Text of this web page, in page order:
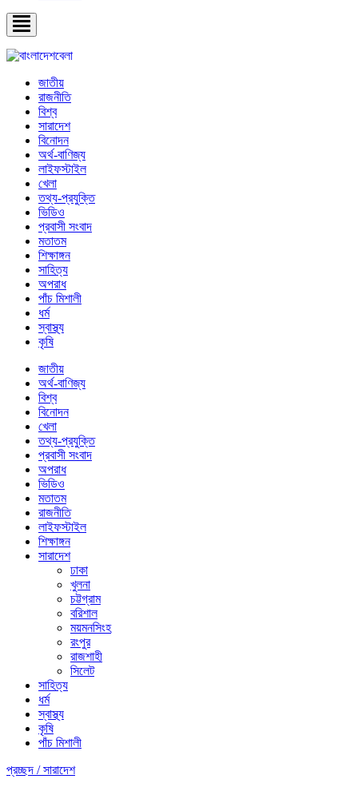
জাতীয়
রাজনীতি
বিশ্ব
সারাদেশ
বিনোদন
অর্থ-বাণিজ্য
লাইফস্টাইল
খেলা
তথ্য-প্রযুক্তি
ভিডিও
প্রবাসী সংবাদ
মতাতম
শিক্ষাঙ্গন
সাহিত্য
অপরাধ
পাঁচ মিশালী
ধর্ম
স্বাস্থ্য
কৃষি
জাতীয়
অর্থ-বাণিজ্য
বিশ্ব
বিনোদন
খেলা
তথ্য-প্রযুক্তি
প্রবাসী সংবাদ
অপরাধ
ভিডিও
মতাতম
রাজনীতি
লাইফস্টাইল
শিক্ষাঙ্গন
সারাদেশ
ঢাকা
খুলনা
চট্টগ্রাম
বরিশাল
ময়মনসিংহ
রংপুর
রাজশাহী
সিলেট
সাহিত্য
ধর্ম
স্বাস্থ্য
কৃষি
পাঁচ মিশালী
প্রচ্ছদ /সারাদেশ